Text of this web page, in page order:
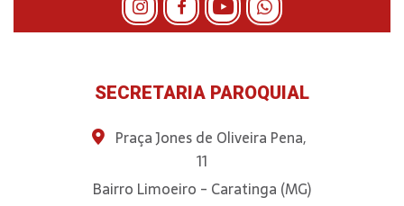
SECRETARIA PAROQUIAL
Praça Jones de Oliveira Pena,
11
Bairro Limoeiro - Caratinga (MG)